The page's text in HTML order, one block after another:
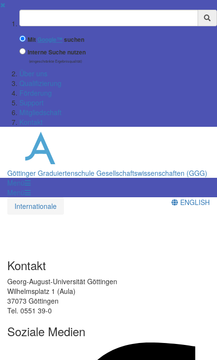
✖
Suchbegriff
Mit Google™ suchen
Interne Suche nutzen
(eingeschränkte Ergebnisqualität)
Über uns
Qualifizierung
Förderung
Support
Mitgliedschaft
Kontakt
Göttinger Graduiertenschule Gesellschaftswissenschaften (GGG)
Menü
Menü
Internationale
ENGLISH
Kontakt
Georg-August-Universität Göttingen
Wilhelmsplatz 1 (Aula)
37073 Göttingen
Tel. 0551 39-0
Soziale Medien